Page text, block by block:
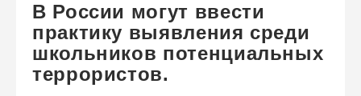
В России могут ввести
практику выявления среди
школьников потенциальных
террористов.